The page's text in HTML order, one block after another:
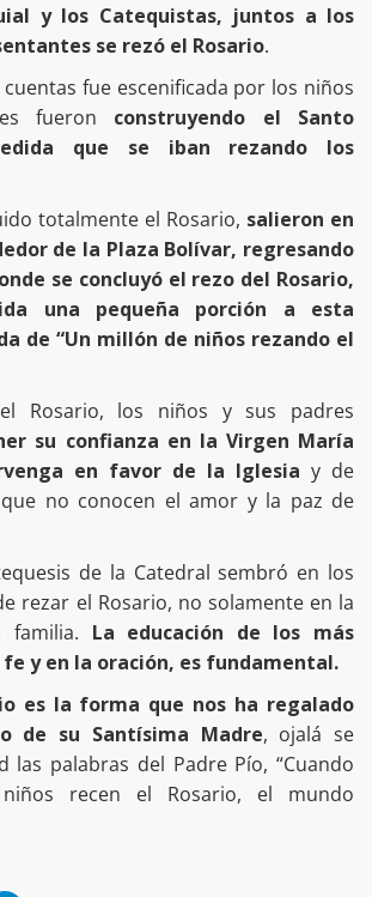
y los Catequistas, juntos a los
se rezó el Rosario.
cuentas fue escenificada por los niños
fueron construyendo el Santo
que se iban rezando los
totalmente el Rosario, salieron en
de la Plaza Bolívar, regresando
se concluyó el rezo del Rosario,
una pequeña porción a esta
de “Un millón de niños rezando el
Rosario, los niños y sus padres
su confianza en la Virgen María
en favor de la Iglesia y de
no conocen el amor y la paz de
de la Catedral sembró en los
rezar el Rosario, no solamente en la
familia. La educación de los más
fe y en la oración, es fundamental.
es la forma que nos ha regalado
de su Santísima Madre, ojalá se
las palabras del Padre Pío, “Cuando
recen el Rosario, el mundo